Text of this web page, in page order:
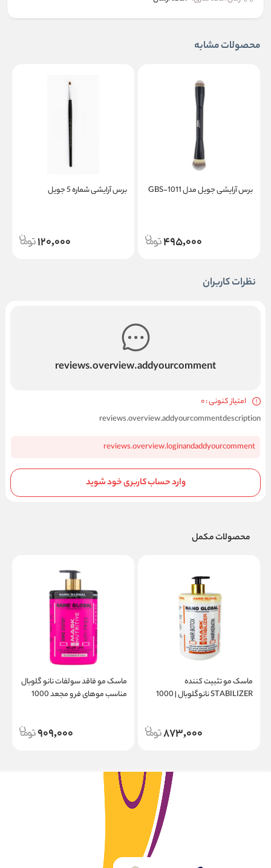
محصولات مشابه
برس آرایشی جویل مدل GBS-1011
495,000
برس آرایشی شماره 5 جویل
120,000
نظرات کاربران
reviews.overview.addyourcomment
امتیاز کنونی : 0
reviews.overview.addyourcommentdescription
reviews.overview.loginandaddyourcomment
وارد حساب کاربری خود شوید
محصولات مکمل
ماسک مو تثبیت کننده
STABILIZER نانوگلوبال | 1000
873,000
ماسک مو فاقد سولفات نانو گلوبال
مناسب موهای فر و مجعد 1000
909,000